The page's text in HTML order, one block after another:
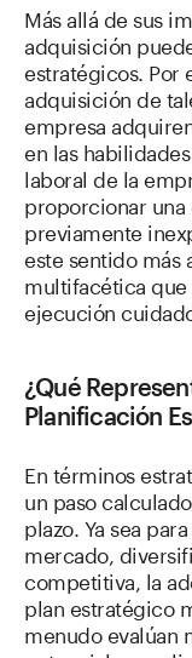
Más allá de sus
adquisición
estratégicos. Por
adquisición de
empresa
en las
laboral de la
proporcionar
previamente
este sentido más
multifacética
ejecución
¿Qué
Planificación
En términos
un paso
plazo. Ya sea
mercado,
competitiva, la
plan estratégico
menudo evalúan